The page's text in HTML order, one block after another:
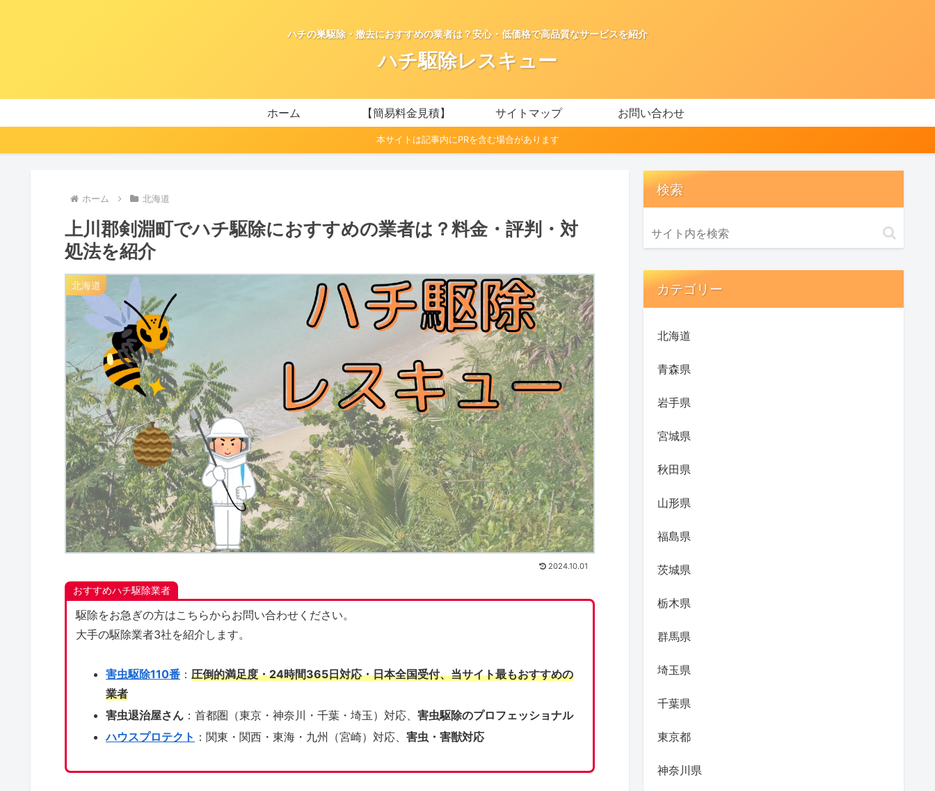
ハチの巣駆除・撤去におすすめの業者は？安心・低価格で高品質なサービスを紹介
ハチ駆除レスキュー
ホーム 【簡易料金見積】 サイトマップ お問い合わせ
本サイトは記事内にPRを含む場合があります
ホーム 北海道
上川郡剣淵町でハチ駆除におすすめの業者は？料金・評判・対
処法を紹介
北海道
2024.10.01
おすすめハチ駆除業者
駆除をお急ぎの方はこちらからお問い合わせください。
大手の駆除業者3社を紹介します。
害虫駆除110番： 圧倒的満足度・24時間365日対応・日本全国受付、当サイト最もおすすめの
業者
害虫退治屋さん：首都圏（東京・神奈川・千葉・埼玉）対応、 害虫駆除のプロフェッショナル
ハウスプロテクト ：関東・関西・東海・九州（宮崎）対応、 害虫・害獣対応
検索
カテゴリー
北海道
青森県
岩手県
宮城県
秋田県
山形県
福島県
茨城県
栃木県
群馬県
埼玉県
千葉県
東京都
神奈川県